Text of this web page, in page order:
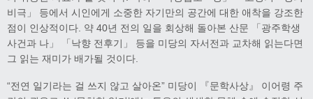
비극」 등에서 시인에게 소중한 자기만의 공간에 대한 애착을 강조한
점이 인상적이다. 약 40년 전의 일을 회상해 돌아본 산문 「광주학생
사건과 나」 「낙향 전후기」 등을 미당의 자서전과 교차해 읽는다면
그 읽는 재미가 배가될 것이다.
“전연 일기라는 걸 쓰지 않고 살아온” 미당이 『문학사상』 이어령 주